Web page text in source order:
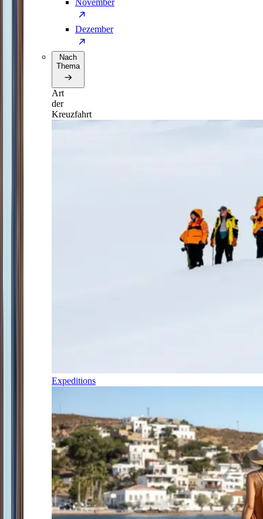
November
Dezember
Nach
Thema
Art
der
Kreuzfahrt
Expeditions